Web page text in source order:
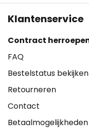
Klantenservice
Contract
FAQ
Bestelstatus bekijken
Retourneren
Contact
Betaalmogelijkheden